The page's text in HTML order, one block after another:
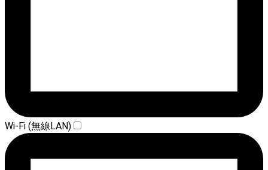
Wi-Fi (無線LAN)